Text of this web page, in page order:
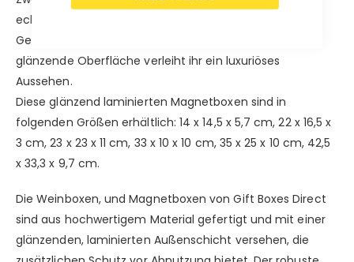
echter Hingucker, sondern auch ideal, um wertvolle
Gegenstände sicher und geordnet aufzubewahren. Die
glänzende Oberfläche verleiht ihr ein luxuriöses
Aussehen.
Diese glänzend laminierten Magnetboxen sind in
folgenden Größen erhältlich: 14 x 14,5 x 5,7 cm, 22 x 16,5 x
3 cm, 23 x 23 x 11 cm, 33 x 10 x 10 cm, 35 x 25 x 10 cm, 42,5
x 33,3 x 9,7 cm.
Die Weinboxen, und Magnetboxen von Gift Boxes Direct
sind aus hochwertigem Material gefertigt und mit einer
glänzenden, laminierten Außenschicht versehen, die